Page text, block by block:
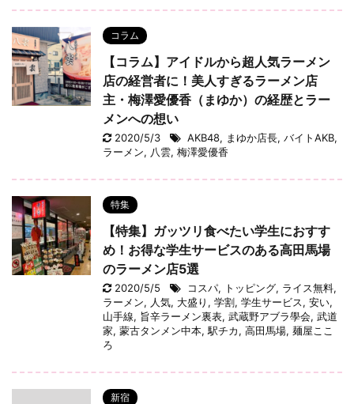
コラム
【コラム】アイドルから超人気ラーメン
店の経営者に！美人すぎるラーメン店
主・梅澤愛優香（まゆか）の経歴とラー
メンへの想い
2020/5/3 AKB48, まゆか店長, バイトAKB,
ラーメン, 八雲, 梅澤愛優香
特集
【特集】ガッツリ食べたい学生におすす
め！お得な学生サービスのある高田馬場
のラーメン店5選
2020/5/5 コスパ, トッピング, ライス無料,
ラーメン, 人気, 大盛り , 学割, 学生サービス, 安い,
山手線, 旨辛ラーメン裏表, 武蔵野アブラ學会, 武道
家, 蒙古タンメン中本, 駅チカ, 高田馬場, 麺屋ここ
ろ
新宿